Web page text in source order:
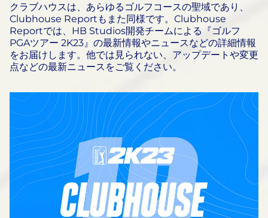
クラブハウスは、あらゆるゴルフコースの聖域であり、
Clubhouse Reportもまた同様です。Clubhouse
Reportでは、HB Studios開発チームによる『ゴルフ
PGAツアー 2K23』の最新情報やニュースなどの詳細情報
をお届けします。他では見られない、アップデートや変更
点などの最新ニュースをご覧ください。